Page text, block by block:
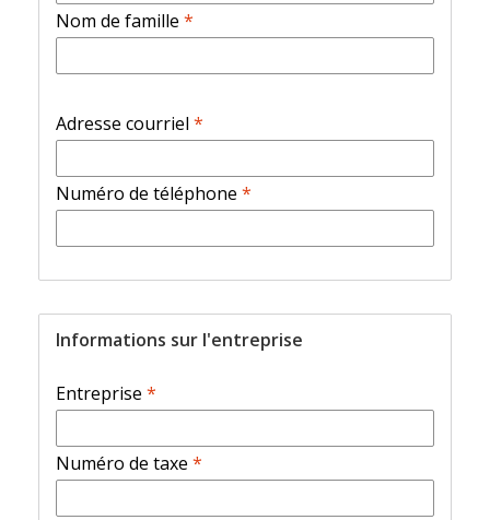
Nom de famille *
Adresse courriel *
Numéro de téléphone *
Informations sur l'entreprise
Entreprise *
Numéro de taxe *